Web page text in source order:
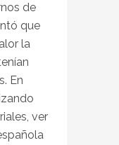
de
que
la
En
ver